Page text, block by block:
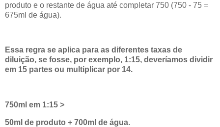
produto e o restante de água até completar 750 (750 - 75 =
675ml de água).
Essa regra se aplica para as diferentes taxas de
diluição, se fosse, por exemplo, 1:15, deveríamos dividir
em 15 partes ou multiplicar por 14.
750ml em 1:15 >
50ml de produto + 700ml de água.